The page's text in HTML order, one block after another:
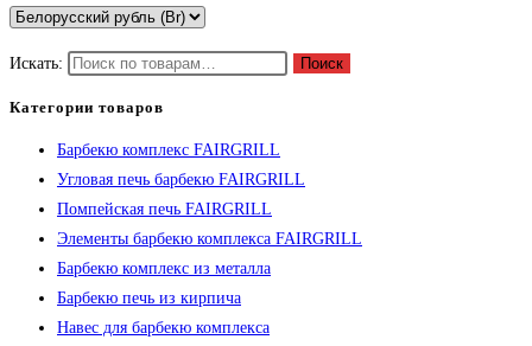
Искать: Поиск
Категории товаров
Барбекю комплекс FAIRGRILL
Угловая печь барбекю FAIRGRILL
Помпейская печь FAIRGRILL
Элементы барбекю комплекса FAIRGRILL
Барбекю комплекс из металла
Барбекю печь из кирпича
Навес для барбекю комплекса